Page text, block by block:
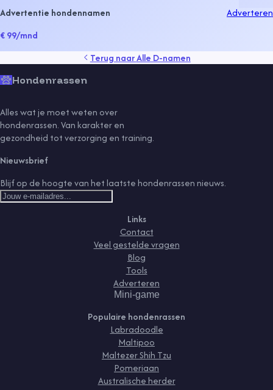
Advertentie hondennamen
€ 99/mnd
Adverteren
Terug naarAlle D-namen
Hondenrassen
Alles wat je moet weten over
hondenrassen. Van karakter en
gezondheid tot verzorging en training.
Nieuwsbrief
Blijf op de hoogte van het laatste hondenrassen nieuws.
Links
Contact
Veel gestelde vragen
Blog
Tools
Adverteren
Mini-game
Populaire hondenrassen
Labradoodle
Maltipoo
Maltezer Shih Tzu
Pomeriaan
Australische herder